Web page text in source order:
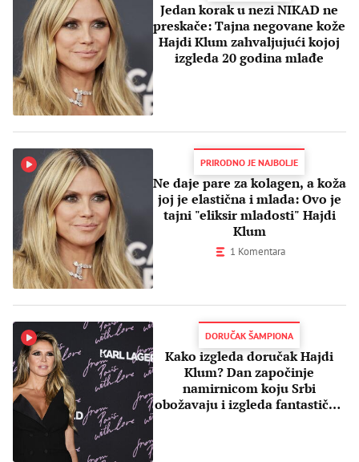
Jedan korak u nezi NIKAD ne
preskače: Tajna negovane kože
Hajdi Klum zahvaljujući kojoj
izgleda 20 godina mlađe
PRIRODNO JE NAJBOLJE
Ne daje pare za kolagen, a koža
joj je elastična i mlada: Ovo je
tajni "eliksir mladosti" Hajdi
Klum
1 Komentara
DORUČAK ŠAMPIONA
Kako izgleda doručak Hajdi
Klum? Dan započinje
namirnicom koju Srbi
obožavaju i izgleda fantastično